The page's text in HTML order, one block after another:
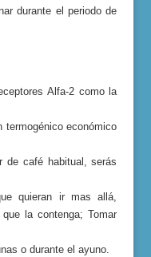
durante el periodo de
Alfa-2 como la
termogénico económico
de café habitual, serás
quieran ir mas allá,
que lacontenga;Tomar
o durante el ayuno.